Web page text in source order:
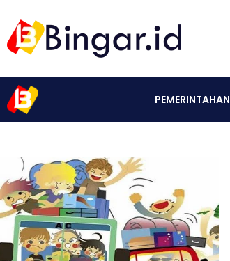
PEMERINTAHAN